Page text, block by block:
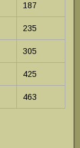
187
235
305
425
463